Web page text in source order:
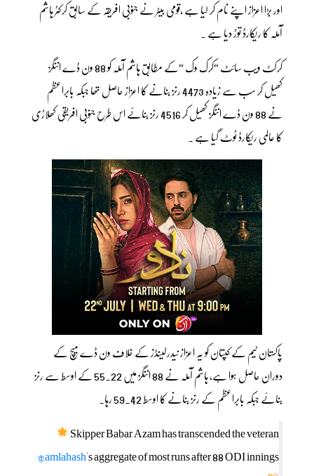
اور بڑا اعزاز اپنے نام کر لیا ہے ،قومی بیٹر نے جنوبی افریقہ کے سابق کرکٹر ہاشم
آملہ کا ریکارڈ توڑ دیا ہے ۔
کرکٹ ویب سائٹ “کرک وک “کے مطابق ہاشم آملہ کو 88 ون ڈے اننگز
کھیل کر سب سے زیادہ 4473 رنز بنانے کا اعزاز حاصل تھا جبکہ بابراعظم
نے 88 ون ڈے اننگز کھیل کر 4516 رنز بنائے اس طرح جنوبی افریقی کھلاڑی
کا عالمی ریکارڈ ٹوٹ گیا ہے ۔
پاکستان ٹیم کے کپتان کو یہ اعزاز نیدرلینڈز کے خلاف ون ڈے میچ کے
دوران حاصل ہوا ہے، ہاشم آملہ نے 88 اننگز میں 55.22 کے اوسط سے رنز
بنائے جبکہ بابراعظم کے رنز بنانے کا اوسط 59.42 رہا۔
Skipper Babar Azam has transcended the veteran
@amlahash's aggregate of most runs after 88 ODI innings